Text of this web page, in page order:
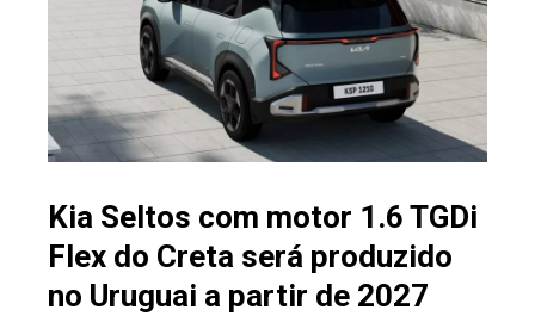
Kia Seltos com motor 1.6 TGDi
Flex do Creta será produzido
no Uruguai a partir de 2027